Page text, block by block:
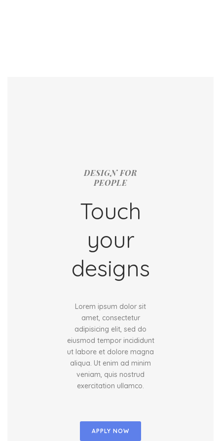
DESIGN FOR
PEOPLE
Touch
your
designs
Lorem ipsum dolor sit
amet, consectetur
adipisicing elit, sed do
eiusmod tempor incididunt
ut labore et dolore magna
aliqua. Ut enim ad minim
veniam, quis nostrud
exercitation ullamco.
APPLY NOW